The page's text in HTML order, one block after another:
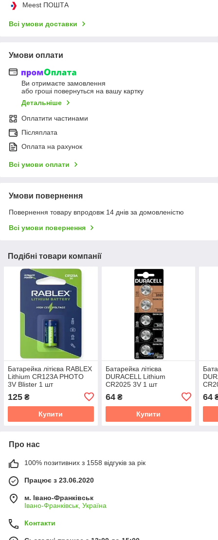
Meest ПОШТА
Всі умови доставки
Умови оплати
Ви отримаєте замовлення
або гроші повернуться на вашу картку
Детальніше
Оплатити частинами
Післяплата
Оплата на рахунок
Всі умови оплати
Умови повернення
Повернення товару впродовж 14 днів за домовленістю
Всі умови повернення
Подібні товари компанії
Батарейка літієва RABLEX
Lithium CR123A PHOTO
3V Blister 1 шт
125 ₴
Купити
Батарейка літієва
DURACELL Lithium
CR2025 3V 1 шт
64₴
Купити
64
Про нас
100% позитивних з 1558 відгуків за рік
Працює з 23.06.2020
м. Івано-Франківськ
Івано-Франківськ, Україна
Контакти